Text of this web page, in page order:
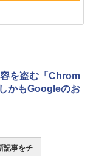
を盗む「Chrom
かもGoogleのお
記事をチ